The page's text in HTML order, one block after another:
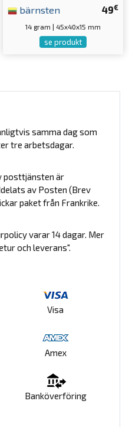
49€
bärnsten
14 gram | 45x40x15 mm
se produkt
samma dag som
tre arbetsdagar.
posttjänsten är
av Posten (Brev
paket från Frankrike.
varar 14 dagar. Mer
och leverans".
Visa
Amex
Banköverföring